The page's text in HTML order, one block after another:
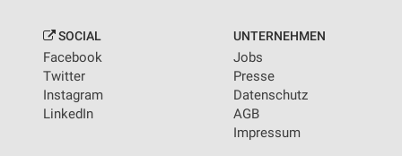
SOCIAL
Facebook
Twitter
Instagram
LinkedIn
UNTERNEHMEN
Jobs
Presse
Datenschutz
AGB
Impressum